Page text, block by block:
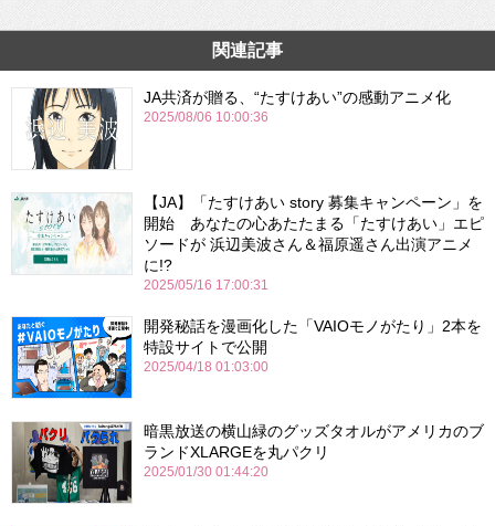
関連記事
JA共済が贈る、“たすけあい”の感動アニメ化
2025/08/06 10:00:36
【JA】「たすけあい story 募集キャンペーン」を
開始 あなたの心あたたまる「たすけあい」エピ
ソードが 浜辺美波さん＆福原遥さん出演アニメ
に!?
2025/05/16 17:00:31
開発秘話を漫画化した「VAIOモノがたり」2本を
特設サイトで公開
2025/04/18 01:03:00
暗黒放送の横山緑のグッズタオルがアメリカのブ
ランドXLARGEを丸パクリ
2025/01/30 01:44:20